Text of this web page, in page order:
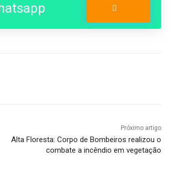
Próximo artigo
Alta Floresta: Corpo de Bombeiros realizou o
combate a incêndio em vegetação